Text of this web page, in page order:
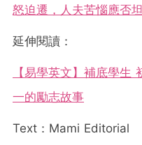
怒迫遷，人夫苦惱應否
延伸閱讀：
【易學英文】補底學生
一的勵志故事
Text：Mami Editorial